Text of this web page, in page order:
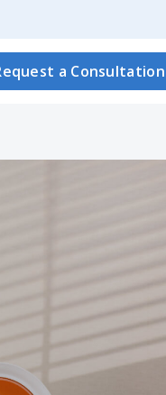
a Consultation